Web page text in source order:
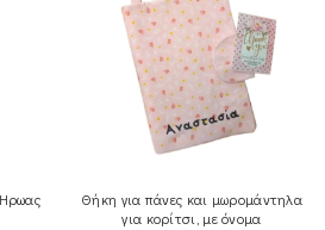
Θήκη για πάνες και μωρομάντηλα
για κορίτσι, με όνομα